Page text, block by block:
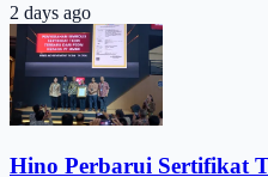
2 days ago
Hino Perbarui Sertifikat